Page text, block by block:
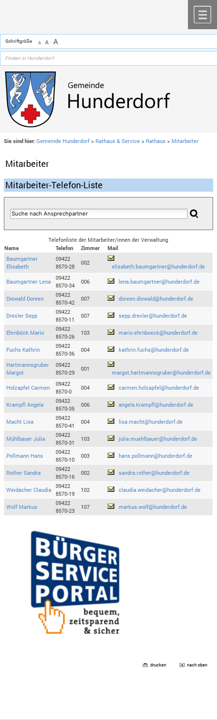
Schriftgröße A A A
Sie sind hier: Gemeinde Hunderdorf > Rathaus & Service > Rathaus > Mitarbeiter
Mitarbeiter
Mitarbeiter-Telefon-Liste
Telefonliste der Mitarbeiter/innen der Verwaltung
Name
Telefon Zimmer
Mail
Baumgartner
Elisabeth
09422
8570-28
002
elisabeth.baumgartner@hunderdorf.de
Baumgartner Lena
09422
8570-34
006 lena.baumgartner@hunderdorf.de
Diewald Doreen
09422
8570-42
007 doreen.diewald@hunderdorf.de
Drexler Sepp
09422
8570-11
007 sepp.drexler@hunderdorf.de
Ehrnböck Mario
09422
8570-26
103 mario.ehrnboeck@hunderdorf.de
Fuchs Kathrin
09422
8570-36
004 kathrin.fuchs@hunderdorf.de
Hartmannsgruber
Margot
09422
8570-29
001
margot.hartmannsgruber@hunderdorf.de
Holzapfel Carmen
09422
8570-0
004 carmen.holzapfel@hunderdorf.de
Krampfl Angela
09422
8570-35
006 angela.krampfl@hunderdorf.de
Macht Lisa
09422
8570-41
004 lisa.macht@hunderdorf.de
Mühlbauer Julia
09422
8570-31
103 julia.muehlbauer@hunderdorf.de
Pollmann Hans
09422
8570-10
003 hans.pollmann@hunderdorf.de
Rother Sandra
09422
8570-16
002 sandra.rother@hunderdorf.de
Weidacher Claudia
09422
8570-19
102 claudia.weidacher@hunderdorf.de
Wolf Markus
09422
8570-23
107 markus.wolf@hunderdorf.de
drucken nach oben